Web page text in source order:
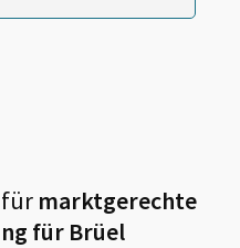
marktgerechte
für Brüel